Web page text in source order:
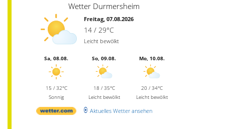
Wetter Durmersheim
Freitag, 07.08.2026
14 / 29°C
Leicht bewölkt
Sa, 08.08.
15 / 32°C
Sonnig
So, 09.08.
18 / 35°C
Leicht bewölkt
Mo, 10.08.
20 / 34°C
Leicht bewölkt
Aktuelles Wetter ansehen